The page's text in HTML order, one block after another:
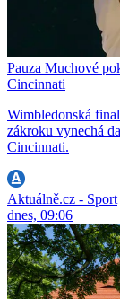
Pauza Muchové
Cincinnati
Wimbledonská
zákroku vynechá
Cincinnati.
Aktuálně.cz - Sport
dnes, 09:06